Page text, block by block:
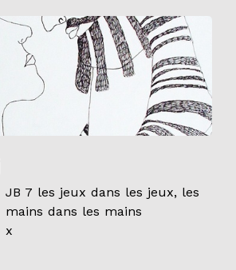
JB 7 les jeux dans les jeux, les
mains dans les mains
x